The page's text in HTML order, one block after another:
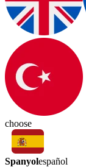
choose
Spanyolespañol